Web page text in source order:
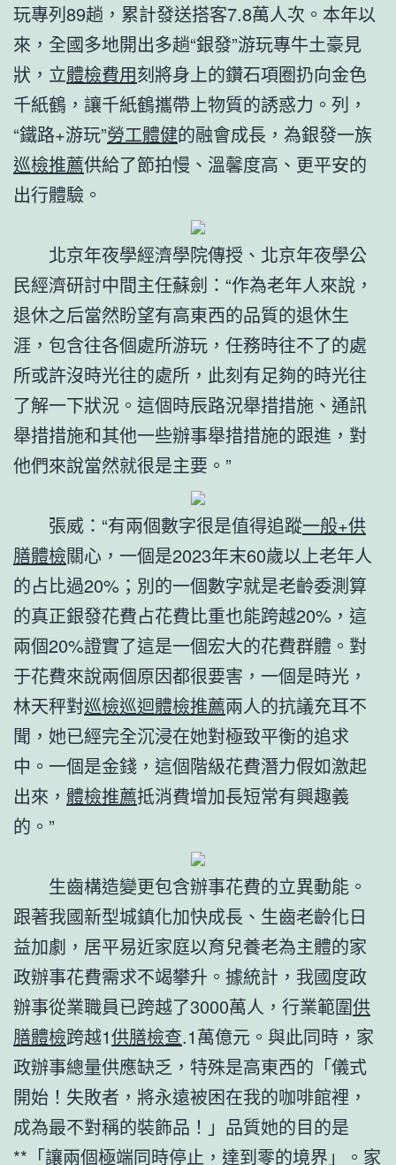
玩專列89趟，累計發送搭客7.8萬人次。本年以
來，全國多地開出多趟“銀發”游玩專牛土豪見
狀，立體檢費用刻將身上的鑽石項圈扔向金色
千紙鶴，讓千紙鶴攜帶上物質的誘惑力。列，
“鐵路+游玩”勞工體健的融會成長，為銀發一族
巡檢推薦供給了節拍慢、溫馨度高、更平安的
出行體驗。
北京年夜學經濟學院傳授、北京年夜學公
民經濟研討中間主任蘇劍：“作為老年人來說，
退休之后當然盼望有高東西的品質的退休生
涯，包含往各個處所游玩，任務時往不了的處
所或許沒時光往的處所，此刻有足夠的時光往
了解一下狀況。這個時辰路況舉措措施、通訊
舉措措施和其他一些辦事舉措措施的跟進，對
他們來說當然就很是主要。”
張威：“有兩個數字很是值得追蹤一般+供
膳體檢關心，一個是2023年末60歲以上老年人
的占比過20%；別的一個數字就是老齡委測算
的真正銀發花費占花費比重也能跨越20%，這
兩個20%證實了這是一個宏大的花費群體。對
于花費來說兩個原因都很要害，一個是時光，
林天秤對巡檢巡迴體檢推薦兩人的抗議充耳不
聞，她已經完全沉浸在她對極致平衡的追求
中。一個是金錢，這個階級花費潛力假如激起
出來， 體檢推薦抵消費增加長短常有興趣義
的。”
生齒構造變更包含辦事花費的立異動能。
跟著我國新型城鎮化加快成長、生齒老齡化日
益加劇，居平易近家庭以育兒養老為主體的家
政辦事花費需求不竭攀升。據統計，我國度政
辦事從業職員已跨越了3000萬人，行業範圍供
膳體檢跨越1供膳檢查.1萬億元。與此同時，家
政辦事總量供應缺乏，特殊是高東西的「儀式
開始！失敗者，將永遠被困在我的咖啡館裡，
成為最不對稱的裝飾品！」品質她的目的是
**「讓兩個極端同時停止，達到零的境界」。家